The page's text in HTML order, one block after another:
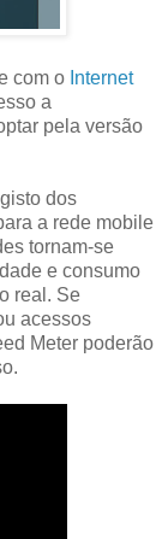
com o Internet
a
pela versão
dos
a rede mobile
tornam-se
e consumo
real. Se
acessos
Meter poderão